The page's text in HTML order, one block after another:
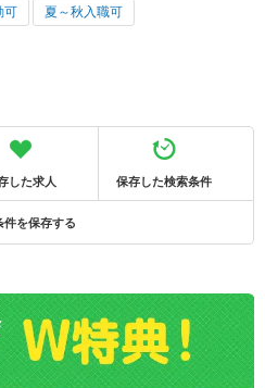
可 夏～秋入職可
した求人 保存した検索条件
件を保存する